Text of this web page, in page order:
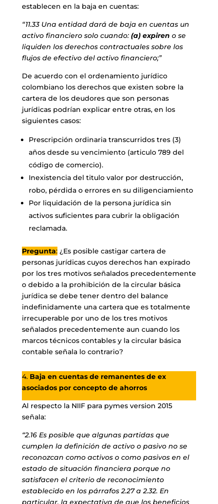
establecen en la baja en cuentas:
“11.33 Una entidad dará de baja en cuentas un
activo financiero solo cuando: (a) expiren o se
liquiden los derechos contractuales sobre los
flujos de efectivo del activo financiero;”
De acuerdo con el ordenamiento jurídico
colombiano los derechos que existen sobre la
cartera de los deudores que son personas
jurídicas podrían explicar entre otras, en los
siguientes casos:
Prescripción ordinaria transcurridos tres (3)
años desde su vencimiento (articulo 789 del
código de comercio).
Inexistencia del titulo valor por destrucción,
robo, pérdida o errores en su diligenciamiento
Por liquidación de la persona jurídica sin
activos suficientes para cubrir la obligación
reclamada.
Pregunta:¿Es posible castigar cartera de
personas jurídicas cuyos derechos han expirado
por los tres motivos señalados precedentemente
o debido a la prohibición de la circular básica
jurídica se debe tener dentro del balance
indefinidamente una cartera que es totalmente
irrecuperable por uno de los tres motivos
señalados precedentemente aun cuando los
marcos técnicos contables y la circular básica
contable señala lo contrario?
4. Baja en cuentas de remanentes de ex
asociados por concepto de ahorros
Al respecto la NIIF para pymes version 2015
señala:
“2.16 Es posible que algunas partidas que
cumplen la definición de activo o pasivo no se
reconozcan como activos o como pasivos en el
estado de situación financiera porque no
satisfacen el criterio de reconocimiento
establecido en los párrafos 2.27 a 2.32. En
particular, la expectativa de que los beneficios